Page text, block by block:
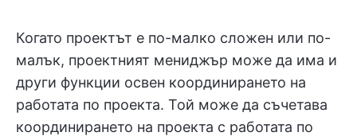
Когато проектът е по-малко сложен или по-
малък, проектният мениджър може да има и
други функции освен координирането на
работата по проекта. Той може да съчетава
координирането на проекта с работата по